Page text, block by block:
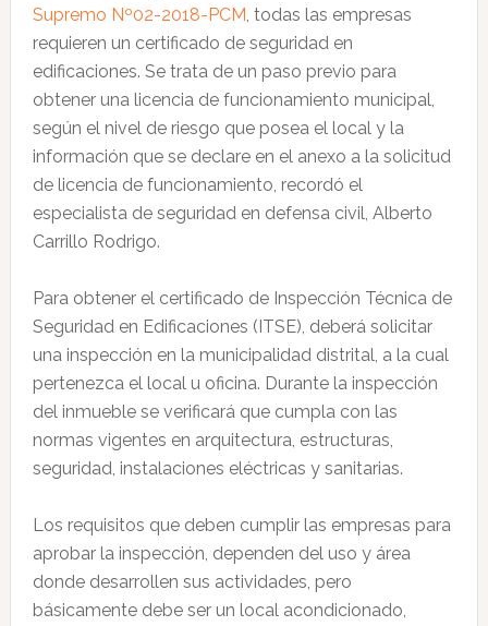
Supremo Nº02-2018-PCM, todas las empresas
requieren un certificado de seguridad en
edificaciones. Se trata de un paso previo para
obtener una licencia de funcionamiento municipal,
según el nivel de riesgo que posea el local y la
información que se declare en el anexo a la solicitud
de licencia de funcionamiento, recordó el
especialista de seguridad en defensa civil, Alberto
Carrillo Rodrigo.
Para obtener el certificado de Inspección Técnica de
Seguridad en Edificaciones (ITSE), deberá solicitar
una inspección en la municipalidad distrital, a la cual
pertenezca el local u oficina. Durante la inspección
del inmueble se verificará que cumpla con las
normas vigentes en arquitectura, estructuras,
seguridad, instalaciones eléctricas y sanitarias.
Los requisitos que deben cumplir las empresas para
aprobar la inspección, dependen del uso y área
donde desarrollen sus actividades, pero
básicamente debe ser un local acondicionado,